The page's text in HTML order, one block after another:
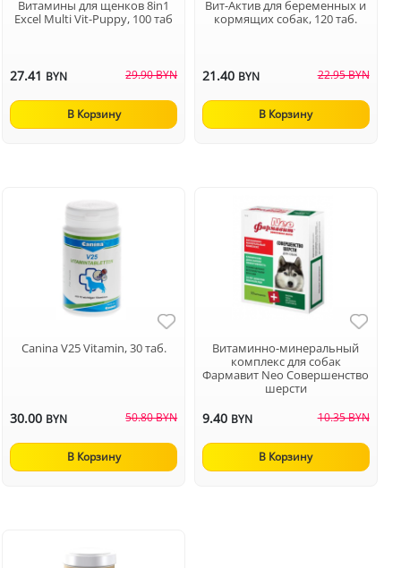
Витамины для щенков 8in1
Excel Multi Vit-Puppy, 100 таб
27.41 BYN 29.90 BYN
В Корзину
Вит-Актив для беременных и
кормящих собак, 120 таб.
21.40 BYN 22.95 BYN
В Корзину
Canina V25 Vitamin, 30 таб.
30.00 BYN 50.80 BYN
В Корзину
Витаминно-минеральный
комплекс для собак
Фармавит Neo Совершенство
шерсти
9.40 BYN 10.35 BYN
В Корзину